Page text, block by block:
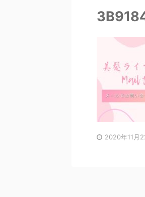
2020年11月